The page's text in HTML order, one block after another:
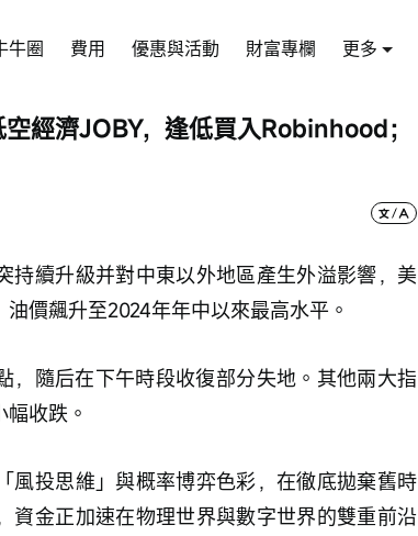
牛圈 費用 優惠與活動 財富專欄 更多
經濟JOBY，逢低買入Robinhood；
持續升級并對中東以外地區產生外溢影響，美
價飆升至2024年年中以來最高水平。
，隨后在下午時段收復部分失地。其他兩大指
收跌。
風投思維」與概率博弈色彩，在徹底拋棄舊時
資金正加速在物理世界與數字世界的雙重前沿